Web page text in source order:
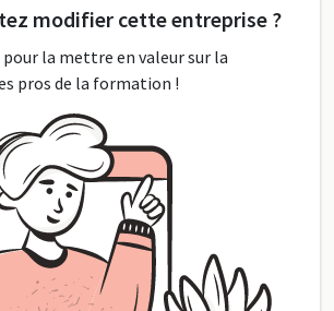
modifier cette entreprise ?
pour la mettre en valeur sur la
pros de la formation !